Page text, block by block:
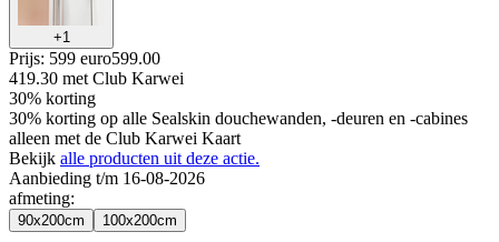
+1
Prijs: 599 euro599.00
419.30 met Club Karwei
30% korting
30% korting op alle Sealskin douchewanden, -deuren en -cabines
alleen met de Club Karwei Kaart
Bekijk alle producten uit deze actie.
Aanbieding t/m 16-08-2026
afmeting:
90x200cm 100x200cm